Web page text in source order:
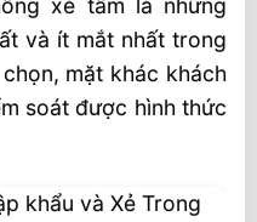
xẻ tấm là những
và ít mắt nhất trong
mặt khác khách
soát được hình thức